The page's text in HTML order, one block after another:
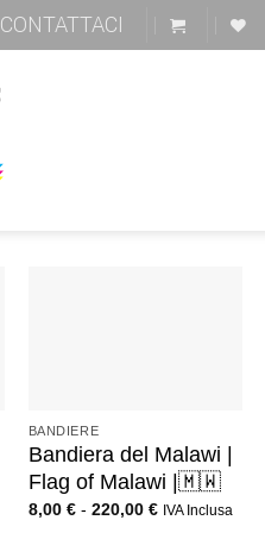
CONTATTACI
BANDIERE
Bandiera del Malawi |
Flag of Malawi |🇲🇼
8,00 € - 220,00 € IVA Inclusa